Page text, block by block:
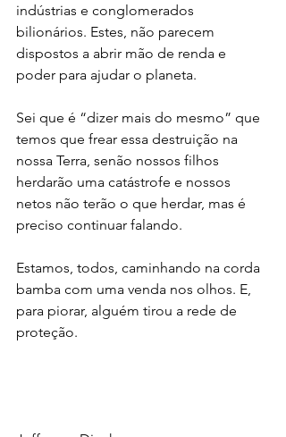
indústrias e conglomerados
bilionários. Estes, não parecem
dispostos a abrir mão de renda e
poder para ajudar o planeta.
Sei que é “dizer mais do mesmo” que
temos que frear essa destruição na
nossa Terra, senão nossos filhos
herdarão uma catástrofe e nossos
netos não terão o que herdar, mas é
preciso continuar falando.
Estamos, todos, caminhando na corda
bamba com uma venda nos olhos. E,
para piorar, alguém tirou a rede de
proteção.